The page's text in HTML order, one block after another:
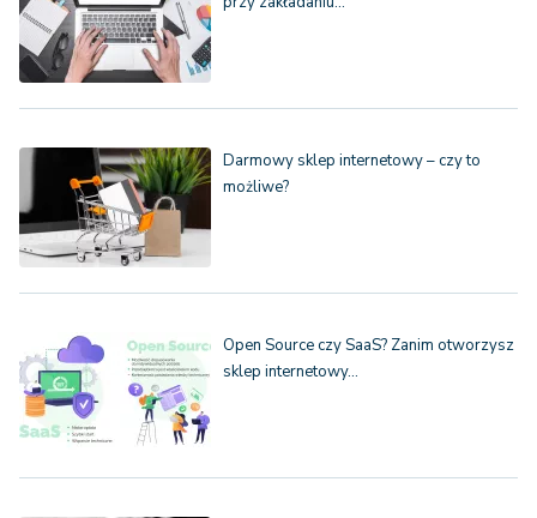
Darmowy sklep internetowy – czy to
możliwe?
Open Source czy SaaS? Zanim otworzysz
sklep internetowy…